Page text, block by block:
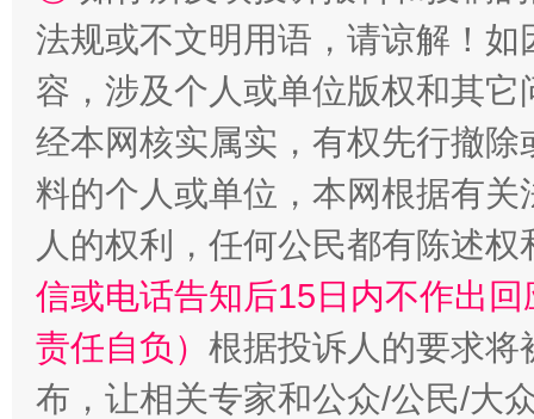
“蜀中异人”王建安的艺术幻境
法规或不文明用语，请谅解！
容，涉及个人或单位版权和其它
经本网核实属实，有权先行撤
料的个人或单位，本网根据有
人的权利，任何公民都有陈述
信或电话告知后15日内不作出
责任自负） 根据投诉人的要求将
布，让相关专家和公众/公民/大